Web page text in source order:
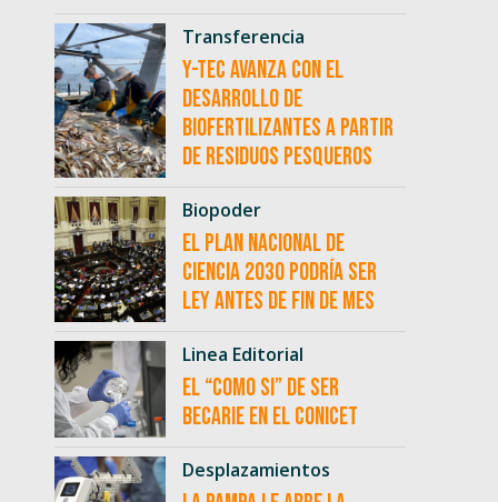
Transferencia
Y-TEC avanza con el
desarrollo de
biofertilizantes a partir
de residuos pesqueros
Biopoder
El Plan Nacional de
Ciencia 2030 podría ser
ley antes de fin de mes
Linea Editorial
El “como si” de ser
becarie en el CONICET
Desplazamientos